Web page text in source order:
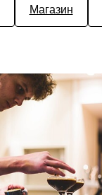
Магазин